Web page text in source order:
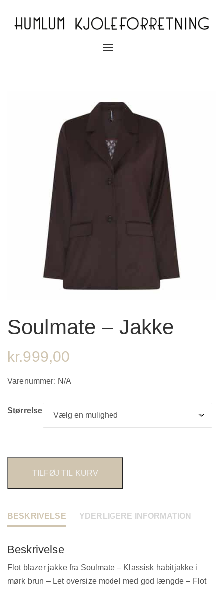
Slå
Soulmate – Jakke
kr.999,00
Varenummer: N/A
Størrelse
TILFØJ TIL KURV
BESKRIVELSE YDERLIGERE INFORMATION
Beskrivelse
Flot blazer jakke fra Soulmate – Klassisk habitjakke i
mørk brun – Let oversize model med god længde – Flot